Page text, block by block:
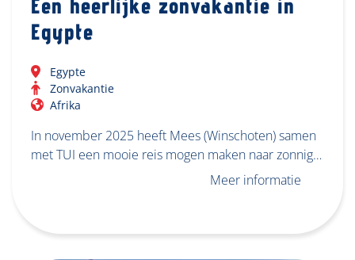
Een heerlijke zonvakantie in
Egypte
Egypte
Zonvakantie
Afrika
In november 2025 heeft Mees (Winschoten) samen
met TUI een mooie reis mogen maken naar zonnig…
Meer informatie